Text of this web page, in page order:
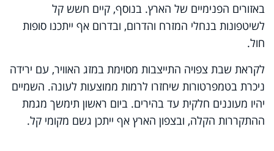
באזורים הפנימיים של הארץ. בנוסף, קיים חשש קל
לשיטפונות בנחלי המזרח והדרום, ובדרום אף ייתכנו סופות
חול.
לקראת שבת צפויה התייצבות מסוימת במזג האוויר, עם ירידה
ניכרת בטמפרטורות שיחזרו לרמות ממוצעות לעונה. השמיים
יהיו מעוננים חלקית עד בהירים. ביום ראשון תימשך מגמת
ההתקררות הקלה, ובצפון הארץ אף ייתכן גשם מקומי קל.